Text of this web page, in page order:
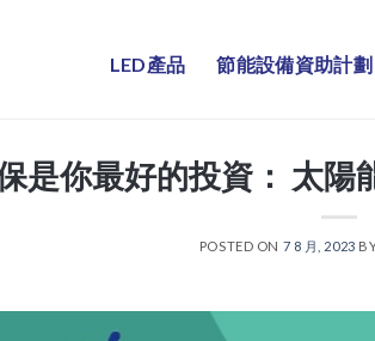
LED產品 節能設備資助計劃
是你最好的投資： 太陽
POSTED ON 7 8 月, 2023